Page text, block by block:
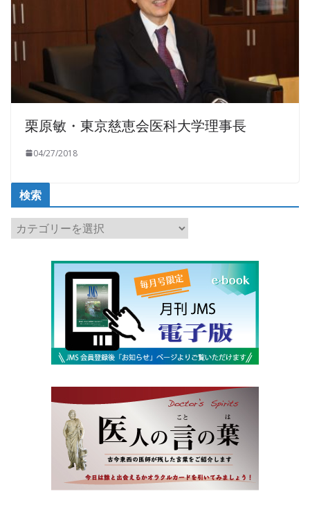
栗原敏・東京慈恵会医科大学理事長
04/27/2018
検索
検
索